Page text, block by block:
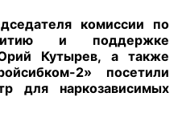
СВЯЗЬ
комиссии по
и поддержке
Кутырев, а также
2» посетили
для наркозависимых